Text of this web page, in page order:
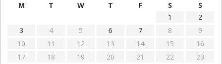
M
T W T F S
S
1
2
3
4 5 6 7 8
9
10
11 12 13 14 15
16
17
18 19 20 21 22
23